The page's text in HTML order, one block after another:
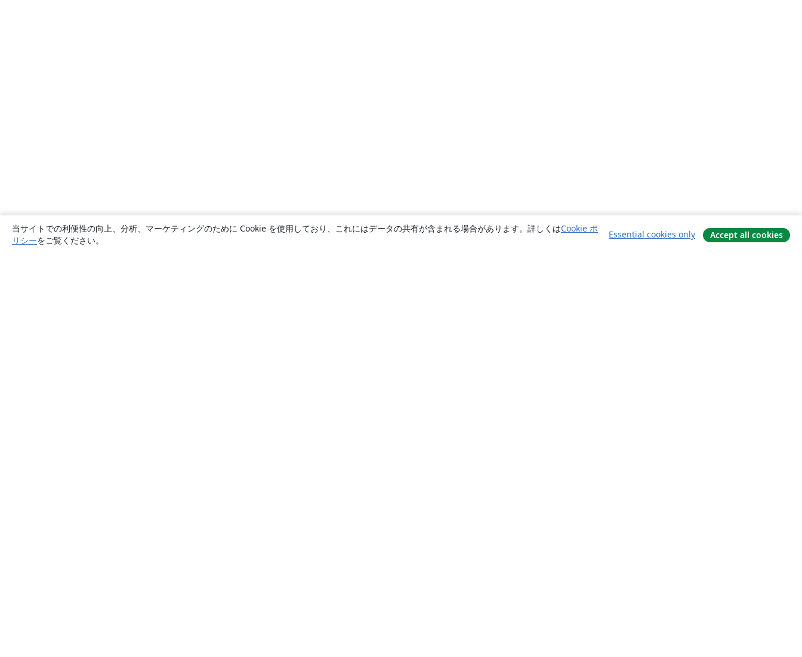
当サイトでの利便性の向上、分析、マーケティングのために Cookie を使用しており、これにはデータの共有が含まれる場合があります。詳しくはCookie ポ
リシーをご覧ください。
Essential cookies only Accept all cookies